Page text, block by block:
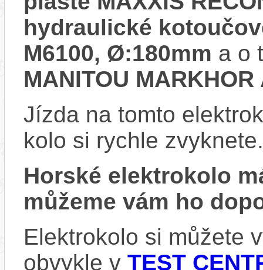
hydraulické
M6100, Ø:180mm a o
MANITOU
Jízda na tomto
kolo si rychle zvyknete.
Horské elektrokolo
můžeme vám ho
Elektrokolo si můžete
obvykle v TEST